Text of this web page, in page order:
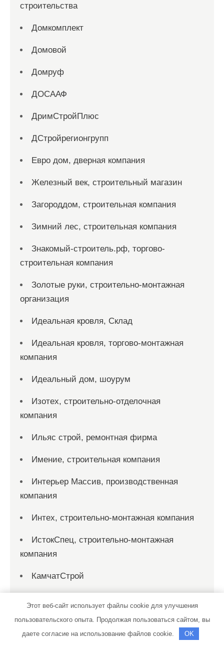
строительства
Домкомплект
Домовой
Домруф
ДОСААФ
ДримСтройПлюс
ДСтройрегионгрупп
Евро дом, дверная компания
Железный век, строительный магазин
Загороддом, строительная компания
Зимний лес, строительная компания
Знакомый-строитель.рф, торгово-
строительная компания
Золотые руки, строительно-монтажная
организация
Идеальная кровля, Склад
Идеальная кровля, торгово-монтажная
компания
Идеальный дом, шоурум
Изотех, строительно-отделочная
компания
Ильяс строй, ремонтная фирма
Имение, строительная компания
Интерьер Массив, производственная
компания
Интех, строительно-монтажная компания
ИстокСпец, строительно-монтажная
компания
КамчатСтрой
Капитал, компания
КапиталСтрой, строительная компания
Этот веб-сайт использует файлы cookie для улучшения
пользовательского опыта. Продолжая пользоваться сайтом, вы
даете согласие на использование файлов cookie.
OK